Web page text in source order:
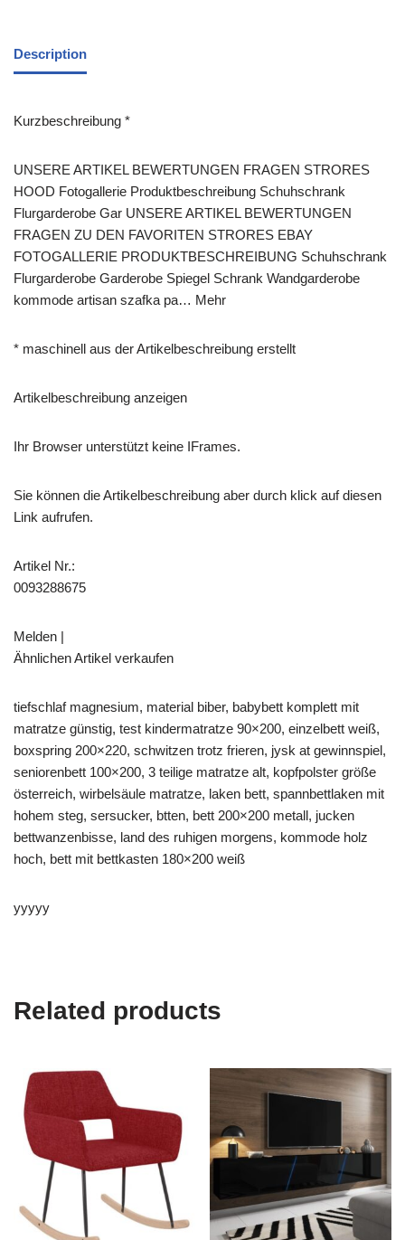
Description
Kurzbeschreibung *
UNSERE ARTIKEL BEWERTUNGEN FRAGEN STRORES
HOOD Fotogallerie Produktbeschreibung Schuhschrank
Flurgarderobe Gar UNSERE ARTIKEL BEWERTUNGEN
FRAGEN ZU DEN FAVORITEN STRORES EBAY
FOTOGALLERIE PRODUKTBESCHREIBUNG Schuhschrank
Flurgarderobe Garderobe Spiegel Schrank Wandgarderobe
kommode artisan szafka pa… Mehr
* maschinell aus der Artikelbeschreibung erstellt
Artikelbeschreibung anzeigen
Ihr Browser unterstützt keine IFrames.
Sie können die Artikelbeschreibung aber durch klick auf diesen
Link aufrufen.
Artikel Nr.:
0093288675
Melden |
Ähnlichen Artikel verkaufen
tiefschlaf magnesium, material biber, babybett komplett mit
matratze günstig, test kindermatratze 90×200, einzelbett weiß,
boxspring 200×220, schwitzen trotz frieren, jysk at gewinnspiel,
seniorenbett 100×200, 3 teilige matratze alt, kopfpolster größe
österreich, wirbelsäule matratze, laken bett, spannbettlaken mit
hohem steg, sersucker, btten, bett 200×200 metall, jucken
bettwanzenbisse, land des ruhigen morgens, kommode holz
hoch, bett mit bettkasten 180×200 weiß
yyyyy
Related products